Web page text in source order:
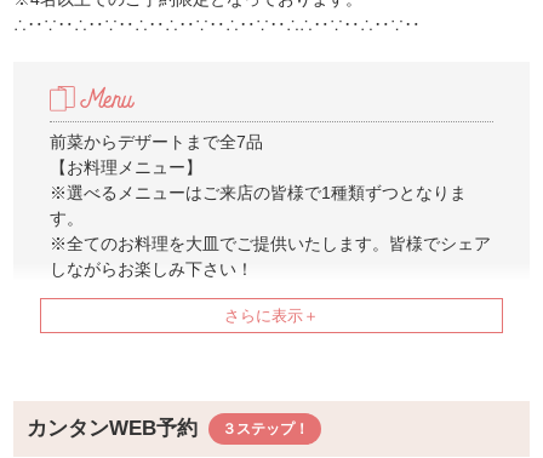
∴‥∵‥∴‥∵‥∴‥∴‥∵‥∴‥∵‥∴∴‥∵‥∴‥∵‥
前菜からデザートまで全7品
【お料理メニュー】
※選べるメニューはご来店の皆様で1種類ずつとなりま
す。
※全てのお料理を大皿でご提供いたします。皆様でシェア
しながらお楽しみ下さい！
・トリッパとゴーヤーのトマト煮込み
カンタンWEB予約